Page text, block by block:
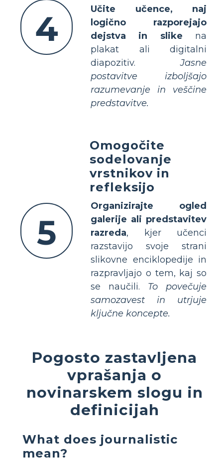
4
Učite učence, naj
logično razporejajo
dejstva in slike na
plakat ali digitalni
diapozitiv.Jasne
postavitve izboljšajo
razumevanje in veščine
predstavitve.
5
Omogočite
sodelovanje
vrstnikov in
refleksijo
Organizirajte ogled
galerije ali predstavitev
razreda, kjer učenci
razstavijo svoje strani
slikovne enciklopedije in
razpravljajo o tem, kaj so
se naučili. To povečuje
samozavest in utrjuje
ključne koncepte.
Pogosto zastavljena
vprašanja o
novinarskem slogu in
definicijah
What does journalistic
mean?